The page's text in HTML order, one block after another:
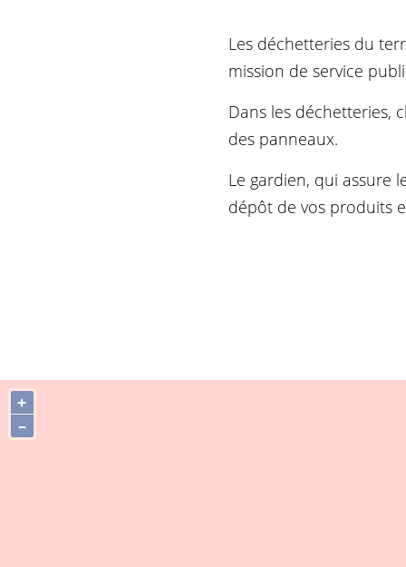
Les déchetteries du
mission de service
Dans les déchetteries,
des panneaux.
Le gardien, qui assure
dépôt de vos produits
+
–